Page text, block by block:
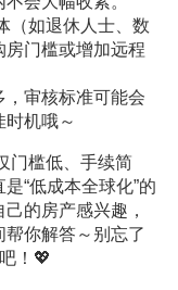
（如退休人士、数
门槛或增加远程
审核标准可能会
机哦～
门槛低、手续简
“低成本全球化”的
的房产感兴趣，
你解答～别忘了
！💖